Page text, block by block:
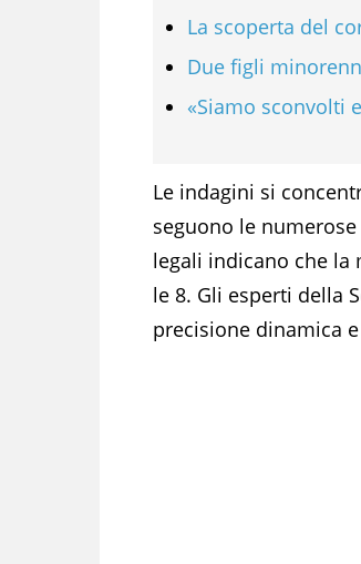
La scoperta del
Due figli
«Siamo sconvolti
Le indagini si
seguono le
legali indicano che la
le 8. Gli esperti della
precisione dinamica